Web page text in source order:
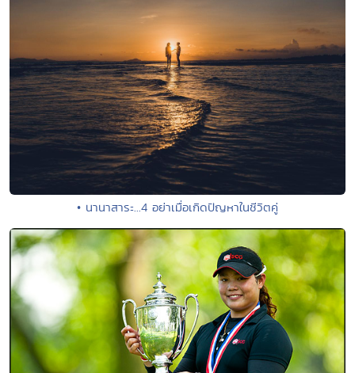
• นานาสาระ...4 อย่าเมื่อเกิดปัญหาในชีวิตคู่